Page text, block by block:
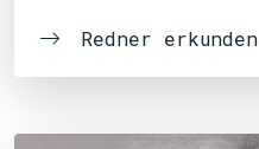
Redner erkunden